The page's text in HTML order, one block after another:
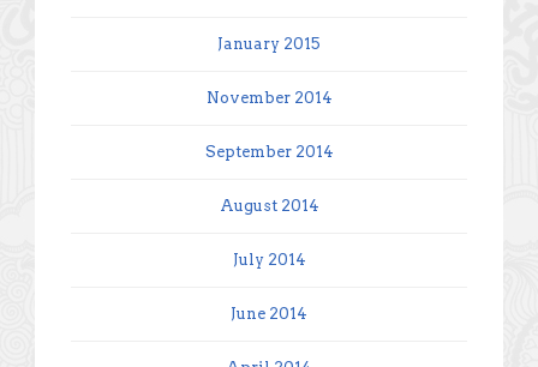
January 2015
November 2014
September 2014
August 2014
July 2014
June 2014